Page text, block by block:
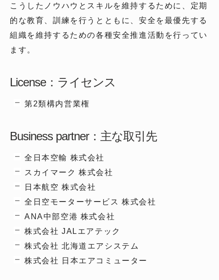
こうしたノウハウとスキルを維持するために、定期
的な教育、訓練を行うとともに、安全を最優先する
組織を維持するための各種安全推進活動を行ってい
ます。
License：ライセンス
第2類構内営業権
Business partner：主な取引先
全日本空輸 株式会社
スカイマーク 株式会社
日本航空 株式会社
全日空モーターサービス 株式会社
ANA中部空港 株式会社
株式会社 JALエアテック
株式会社 北海道エアシステム
株式会社 日本エアコミューター